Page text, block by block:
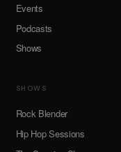
Events
Podcasts
Shows
SHOWS
Rock Blender
Hip Hop Sessions